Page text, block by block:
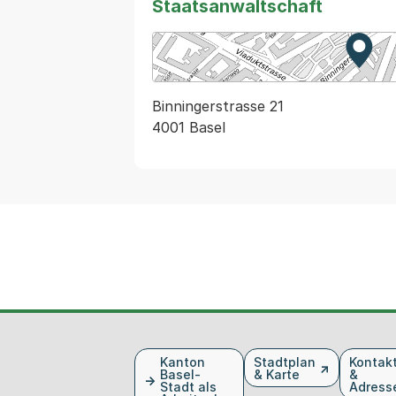
Staatsanwaltschaft
Zur
Binningerstrasse 21
4001 Basel
Kanton
Basel-
Stadt als
Stadtplan
& Karte
&